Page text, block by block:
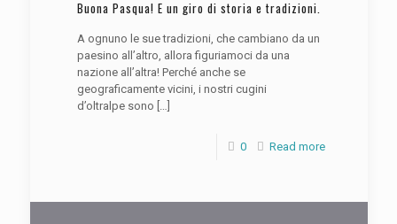
Buona Pasqua! E un giro di storia e tradizioni.
A ognuno le sue tradizioni, che cambiano da un
paesino all’altro, allora figuriamoci da una
nazione all’altra! Perché anche se
geograficamente vicini, i nostri cugini
d’oltralpe sono […]
0 Read more